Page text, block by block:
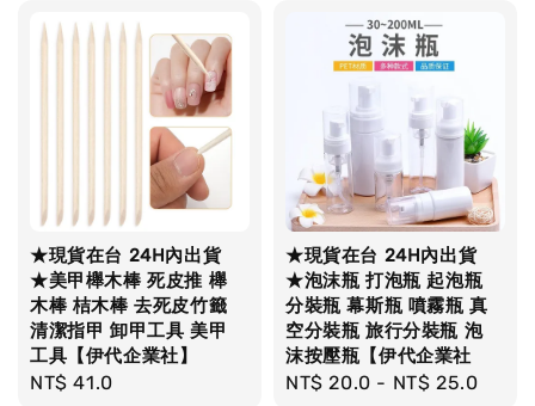
★現貨在台 24H內出貨
★美甲櫸木棒 死皮推 櫸
木棒 桔木棒 去死皮竹籤
清潔指甲 卸甲工具 美甲
工具【伊代企業社】
Regular
NT$ 41.0
★現貨在台 24H內出貨
★泡沫瓶 打泡瓶 起泡瓶
分裝瓶 幕斯瓶 噴霧瓶 真
空分裝瓶 旅行分裝瓶 泡
沫按壓瓶【伊代企業社
Regular
NT$ 20.0 - NT$ 25.0